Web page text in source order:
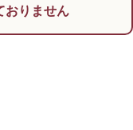
おりません